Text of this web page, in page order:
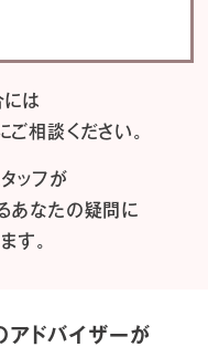
には
相談ください。
ッフが
あなたの疑問に
す。
アドバイザーが